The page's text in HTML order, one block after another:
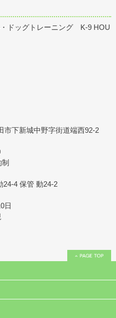
市下新城中野字街道端西92-2
24-4 保管 動24-2
日